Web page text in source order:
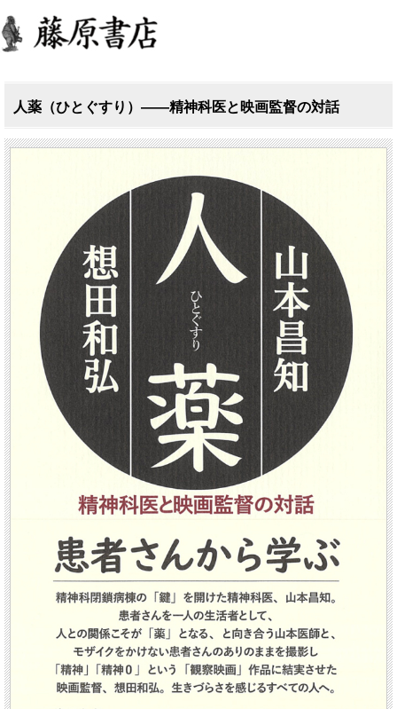
人薬（ひとぐすり）――精神科医と映画監督の対話